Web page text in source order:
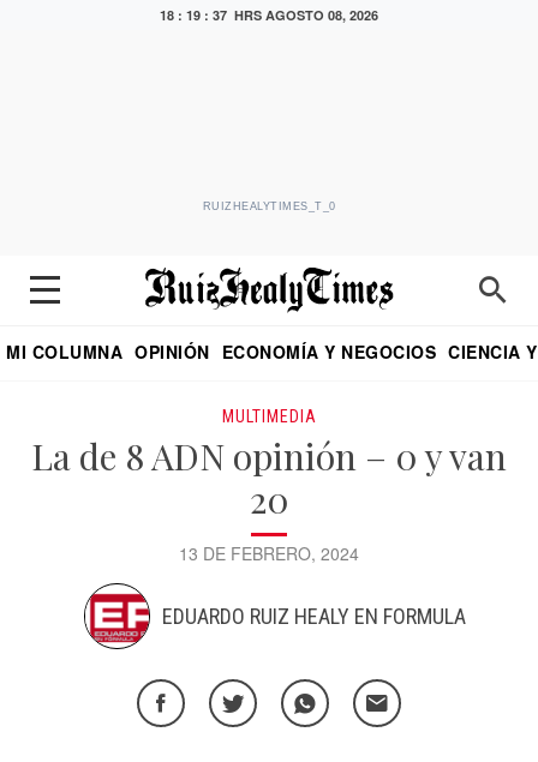
18 : 19 : 37 HRS AGOSTO 08, 2026
RUIZHEALYTIMES_T_0
MI COLUMNA OPINIÓN ECONOMÍA Y NEGOCIOS CIENCIA
MULTIMEDIA
La de 8 ADN opinión – 0 y van
20
13 DE FEBRERO, 2024
EDUARDO RUIZ HEALY EN FORMULA